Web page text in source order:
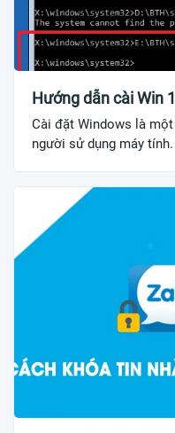
Hướng dẫn cài Win
Cài đặt Windows là
người sử dụng máy